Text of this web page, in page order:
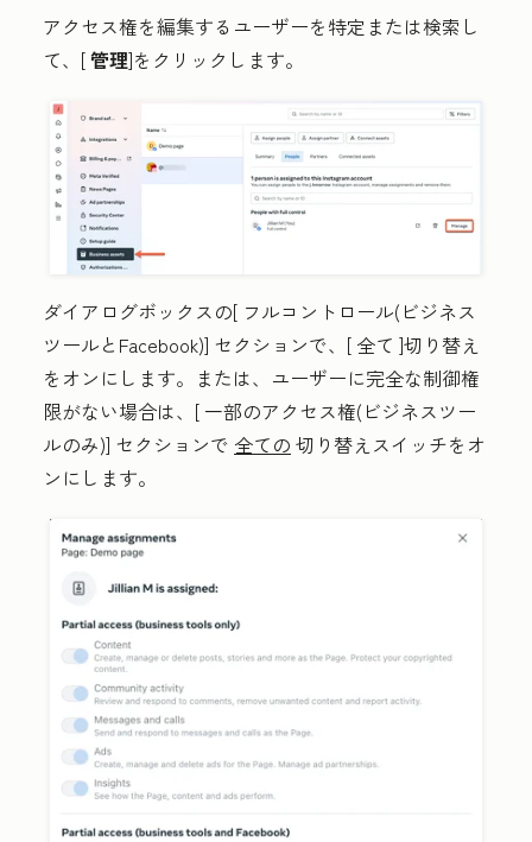
アクセス権を編集するユーザーを特定または検索し
て、[管理]をクリックします。
ダイアログボックスの[ フルコントロール(ビジネス
ツールとFacebook)] セクションで、[ 全て ]切り替え
をオンにします。または、ユーザーに完全な制御権
限がない場合は、[ 一部のアクセス権(ビジネスツー
ルのみ)] セクションで 全ての 切り替えスイッチをオ
ンにします。